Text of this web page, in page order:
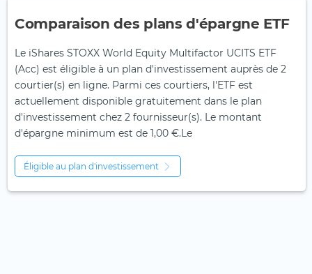
Comparaison des plans d'épargne ETF
Le iShares STOXX World Equity Multifactor UCITS ETF
(Acc) est éligible à un plan d'investissement auprès de 2
courtier(s) en ligne. Parmi ces courtiers, l'ETF est
actuellement disponible gratuitement dans le plan
d'investissement chez 2 fournisseur(s). Le montant
d'épargne minimum est de 1,00 €.Le
Éligible au plan d'investissement